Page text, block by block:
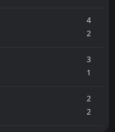
4
2
3
1
2
2